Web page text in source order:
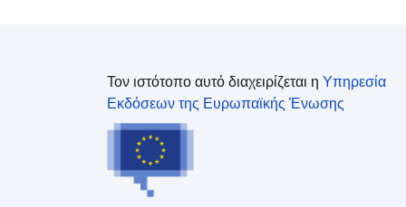
άρθρο L562-1 του περιβαλλοντικού κώδικα). Η
τελευταία αυτή κατηγορία ισχύει μόνο για τα φυσικά
Τον ιστότοπο αυτό διαχειρίζεται η Υπηρεσία
Εκδόσεων της Ευρωπαϊκής Ένωσης